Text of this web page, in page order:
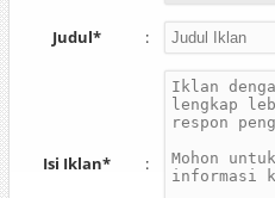
Judul* :
Isi Iklan* :